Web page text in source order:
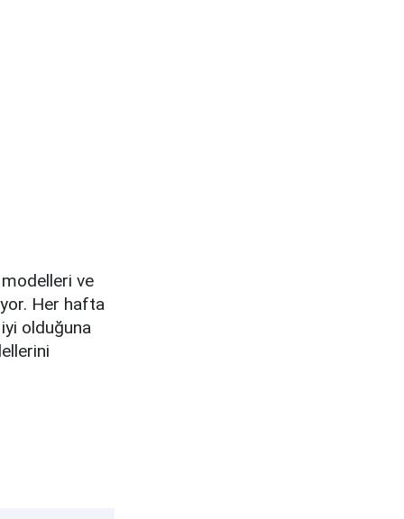
ve
Her hafta
olduğuna